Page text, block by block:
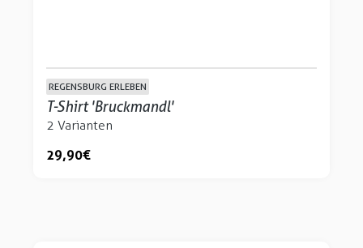
REGENSBURG ERLEBEN
T-Shirt 'Bruckmandl'
2 Varianten
29,90 €